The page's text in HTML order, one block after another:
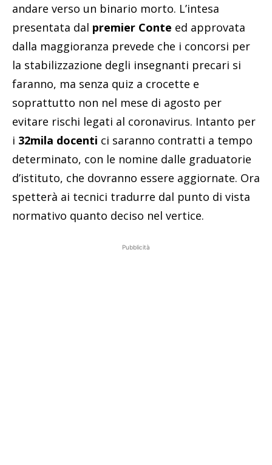
andare verso un binario morto. L’intesa
presentata dal premier Conte ed approvata
dalla maggioranza prevede che i concorsi per
la stabilizzazione degli insegnanti precari si
faranno, ma senza quiz a crocette e
soprattutto non nel mese di agosto per
evitare rischi legati al coronavirus. Intanto per
i 32mila docenti ci saranno contratti a tempo
determinato, con le nomine dalle graduatorie
d’istituto, che dovranno essere aggiornate. Ora
spetterà ai tecnici tradurre dal punto di vista
normativo quanto deciso nel vertice.
Pubblicità